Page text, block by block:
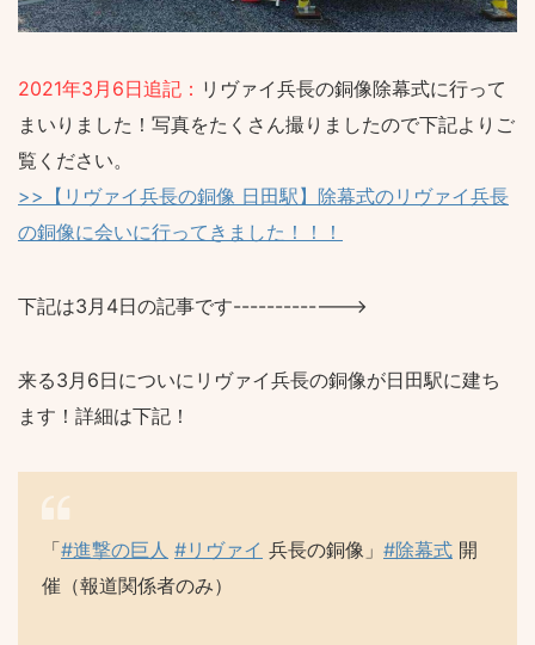
2021年3月6日追記： リヴァイ兵長の銅像除幕式に行って
まいりました！写真をたくさん撮りましたので下記よりご
覧ください。
>>【リヴァイ兵長の銅像 日田駅】除幕式のリヴァイ兵長
の銅像に会いに行ってきました！！！
下記は3月4日の記事です------------->
来る3月6日についにリヴァイ兵長の銅像が日田駅に建ち
ます！詳細は下記！
「#進撃の巨人 #リヴァイ 兵長の銅像」 #除幕式 開
催（報道関係者のみ）